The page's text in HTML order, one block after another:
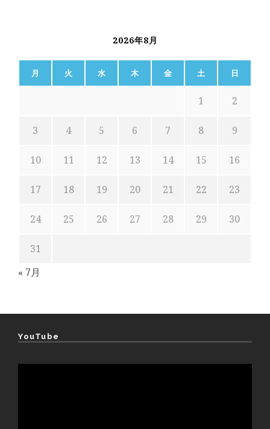
2026年8月
月 火 水 木 金 土 日
1 2
3 4 5 6 7 8 9
10 11 12 13 14 15 16
17 18 19 20 21 22 23
24 25 26 27 28 29 30
31
« 7月
YouTube